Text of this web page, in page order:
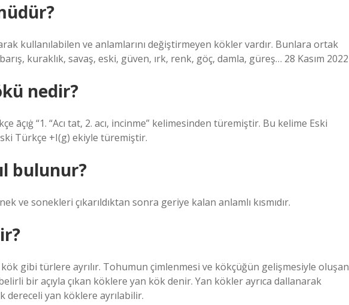
kullanılabilen ve anlamlarını değiştirmeyen kökler vardır. Bunlara ortak
kuraklık, savaş, eski, güven, ırk, renk, göç, damla, güreş… 28 Kasım 2022
nedir?
āçıġ “1. “Acı tat, 2. acı, incinme” kelimesinden türemiştir. Bu kelime Eski
Türkçe +I(g) ekiyle türemiştir.
bulunur?
ve sonekleri çıkarıldıktan sonra geriye kalan anlamlı kısmıdır.
gibi türlere ayrılır. Tohumun çimlenmesi ve kökçüğün gelişmesiyle oluşan
bir açıyla çıkan köklere yan kök denir. Yan kökler ayrıca dallanarak
dereceli yan köklere ayrılabilir.